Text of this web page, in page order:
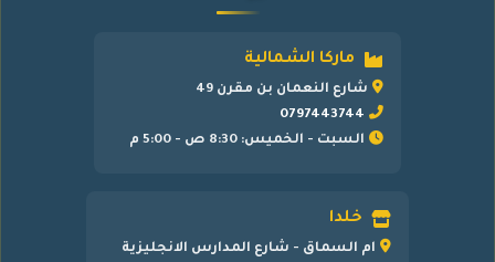
ماركا الشمالية
شارع النعمان بن مقرن 49
0797443744
السبت - الخميس: 8:30 ص - 5:00 م
خلدا
ام السماق - شارع المدارس الانجليزية